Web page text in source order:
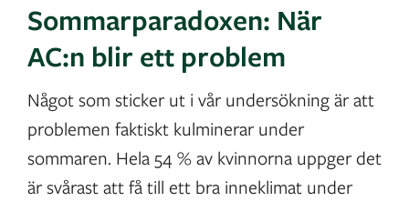
Sommarparadoxen: När
AC:n blir ett problem
Något som sticker ut i vår undersökning är att
problemen faktiskt kulminerar under
sommaren. Hela 54 % av kvinnorna uppger det
är svårast att få till ett bra inneklimat under